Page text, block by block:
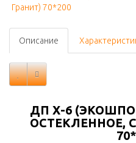
Описание
ДП Х-6
ОСТЕКЛЕННОЕ,